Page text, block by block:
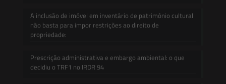
A inclusão de imóvel em inventário de patrimônio cultural
não basta para impor restrições ao direito de
propriedade:
Prescrição administrativa e embargo ambiental: o que
decidiu o TRF1 no IRDR 94